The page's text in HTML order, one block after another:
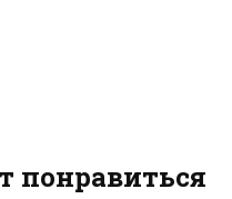
понравиться